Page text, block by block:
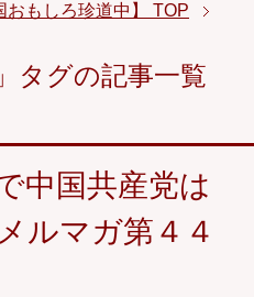
もしろ珍道中】 TOP
タグの記事一覧
中国共産党は
ルマガ第４４